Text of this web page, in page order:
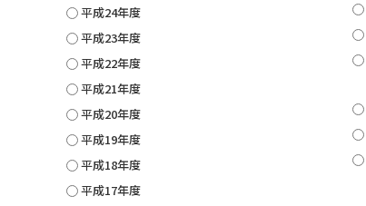
平成24年度
平成23年度
平成22年度
平成21年度
平成20年度
平成19年度
平成18年度
平成17年度